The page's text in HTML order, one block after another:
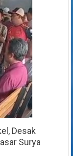
Desak
Surya